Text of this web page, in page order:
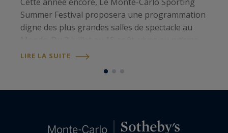
Cette année encore, Le Monte-Carlo Sporting
Summer Festival proposera une programmation
digne des plus grandes salles de spectacle au
de vos artistes préférés durant tout
LIRE LA SUITE